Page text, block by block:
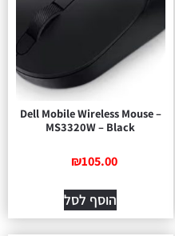
Dell Mobile Wireless Mouse –
MS3320W – Black
₪105.00
הוסף לסל